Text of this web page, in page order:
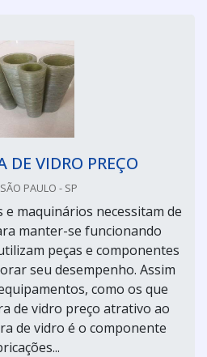
DE VIDRO PREÇO
PAULO - SP
maquinários necessitam de
manter-se funcionando
peças e componentes
seu desempenho. Assim
como os que
de vidro preço atrativo ao
de vidro é o componente